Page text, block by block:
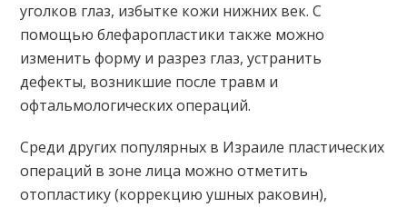
уголков глаз, избытке кожи нижних век. С
помощью блефаропластики также можно
изменить форму и разрез глаз, устранить
дефекты, возникшие после травм и
офтальмологических операций.
Среди других популярных в Израиле пластических
операций в зоне лица можно отметить
отопластику (коррекцию ушных раковин),